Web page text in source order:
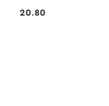
Cena:
20.80